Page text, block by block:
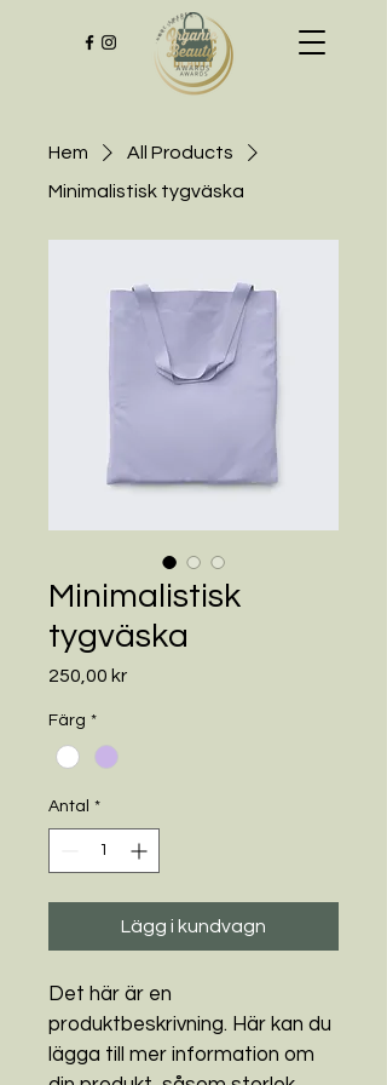
Hem
All Products
Minimalistisk tygväska
Minimalistisk
tygväska
250,00 krPris
Färg *
Antal *
Lägg i kundvagn
Det här är en
produktbeskrivning. Här kan du
lägga till mer information om